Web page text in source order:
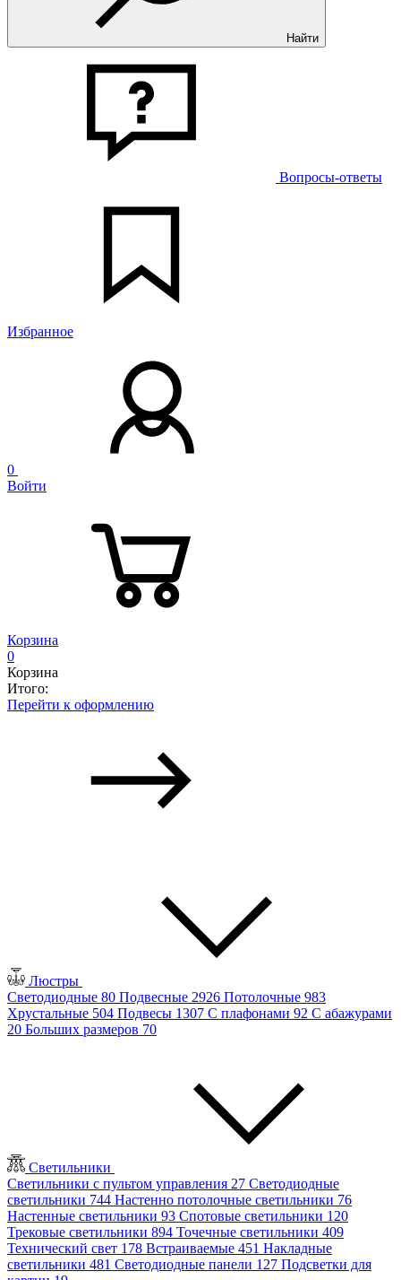
Найти
Вопросы-ответы
Избранное
0
Войти
Корзина
0
Корзина
Итого:
Перейти к оформлению
Люстры
Светодиодные 80 Подвесные 2926 Потолочные 983
Хрустальные 504 Подвесы 1307 С плафонами 92 С абажурами
20 Больших размеров 70
Светильники
Светильники с пультом управления 27 Светодиодные
светильники 744 Настенно потолочные светильники 76
Настенные светильники 93 Спотовые светильники 120
Трековые светильники 894 Точечные светильники 409
Технический свет 178 Встраиваемые 451 Накладные
светильники 481 Светодиодные панели 127 Подсветки для